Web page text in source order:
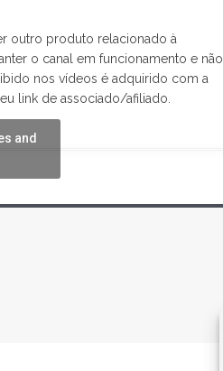
outro produto relacionado à
o canal em funcionamento e não
nos vídeos é adquirido com a
link de associado/afiliado.
and